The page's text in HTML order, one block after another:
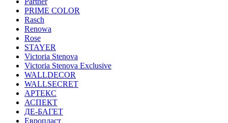
PRIME COLOR
Rasch
Renowa
Rose
STAYER
Victoria Stenova
Victoria Stenova Exclusive
WALLDECOR
WALLSECRET
АРТЕКС
АСПЕКТ
ДЕ-БАГЕТ
Европласт